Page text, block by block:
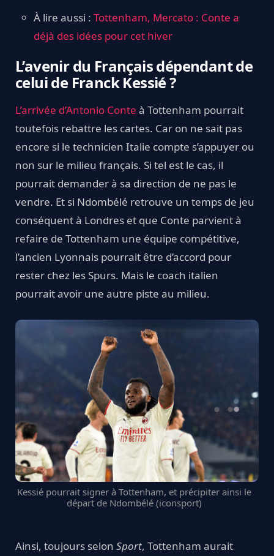
À lire aussi : Tottenham, Mercato : Conte a
déjà des idées pour cet hiver
L’avenir du Français dépendant de
celui de Franck Kessié ?
L’arrivée d’Antonio Conte à Tottenham pourrait
toutefois rebattre les cartes. Car on ne sait pas
encore si le technicien Italie compte s’appuyer ou
non sur le milieu français. Si tel est le cas, il
pourrait demander à sa direction de ne pas le
vendre. Et si Ndombélé retrouve un temps de jeu
conséquent à Londres et que Conte parvient à
refaire de Tottenham une équipe compétitive,
l’ancien Lyonnais pourrait être d’accord pour
rester chez les Spurs. Mais le coach italien
pourrait avoir une autre piste au milieu.
Kessié pourrait signer à Tottenham, et précipiter ainsi le
départ de Ndombélé (iconsport)
Ainsi, toujours selon Sport, Tottenham aurait